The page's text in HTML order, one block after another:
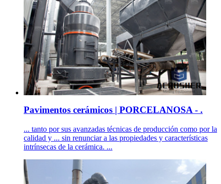
Pavimentos cerámicos | PORCELANOSA - .
... tanto por sus avanzadas técnicas de producción como por la
calidad y ... sin renunciar a las propiedades y características
intrínsecas de la cerámica. ...